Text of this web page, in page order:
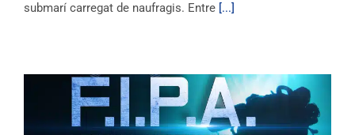
submarí carregat de naufragis. Entre[...]